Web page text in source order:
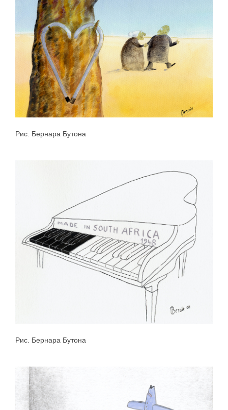
Рис. Бернара Бутона
Рис. Бернара Бутона